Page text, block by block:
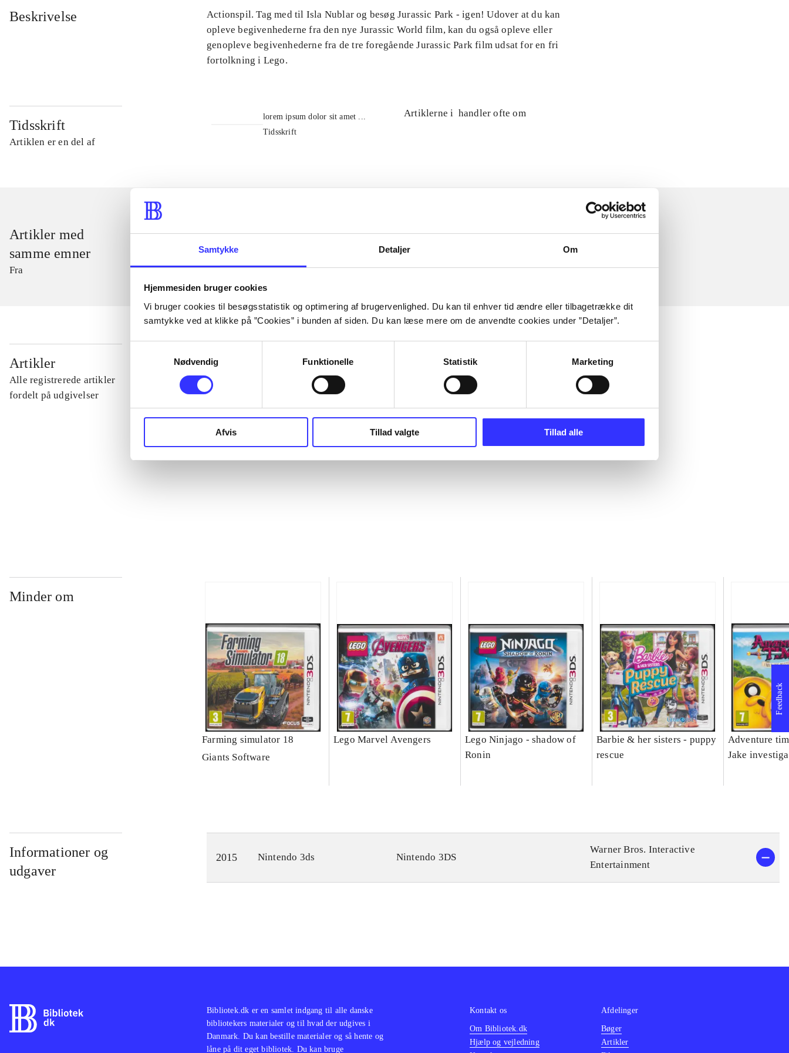
Samtykke Detaljer Om
Hjemmesiden bruger cookies
Vi bruger cookies til besøgsstatistik og optimering af brugervenlighed. Du kan til enhver tid ændre eller tilbagetrække dit
samtykke ved at klikke på ”Cookies” i bunden af siden. Du kan læse mere om de anvendte cookies under ”Detaljer”.
Nødvendig
Funktionelle Statistik Marketing
Afvis Tillad valgte Tillad alle
Beskrivelse
Actionspil. Tag med til Isla Nublar og besøg Jurassic Park - igen! Udover at du kan
opleve begivenhederne fra den nye Jurassic World film, kan du også opleve eller
genopleve begivenhederne fra de tre foregående Jurassic Park film udsat for en fri
fortolkning i Lego.
Tidsskrift
Artiklen er en del af
lorem ipsum dolor sit amet ...
Tidsskrift
Artiklerne i handler ofte om
Artikler med
samme emner
Fra
Artikler
Alle registrerede artikler
fordelt på udgivelser
...
Minder om
Farming simulator 18
Giants Software
Lego Marvel Avengers
Lego Ninjago - shadow of
Ronin
Barbie & her sisters - puppy
rescue
Adventure
Jake
Informationer og
udgaver
2015 Nintendo 3ds Nintendo 3DS
Warner Bros. Interactive
Entertainment
Feedback
Bibliotek.dk er en samlet indgang til alle danske
bibliotekers materialer og til hvad der udgives i
Danmark. Du kan bestille materialer og så hente og
låne på dit eget bibliotek. Du kan bruge
Kontakt os
Om Bibliotek.dk
Hjælp og vejledning
Afdelinger
Bøger
Artikler